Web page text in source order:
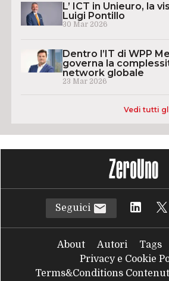
L’ ICT in Unieuro, la
Luigi Pontillo
30 Mar 2026
Dentro l’IT di WPP
governa la
network globale
23 Mar 2026
Vedi tutti
Seguici
About Autori Tags
Privacy e Cookie
Terms&Conditions